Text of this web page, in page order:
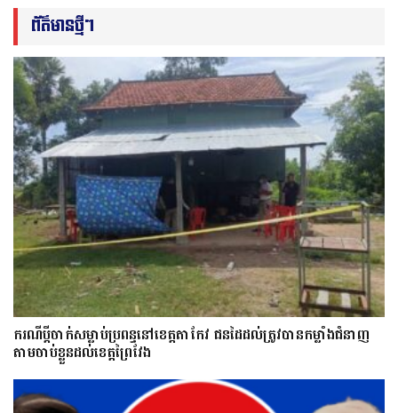
ព័ត៌មានថ្មីៗ
ករណីប្ដីចាក់សម្លាប់ប្រពន្ធនៅខេត្តតាកែវ ជនដៃដល់ត្រូវបានកម្លាំងជំនាញ
តាមចាប់ខ្លួនដល់ខេត្តព្រៃវែង